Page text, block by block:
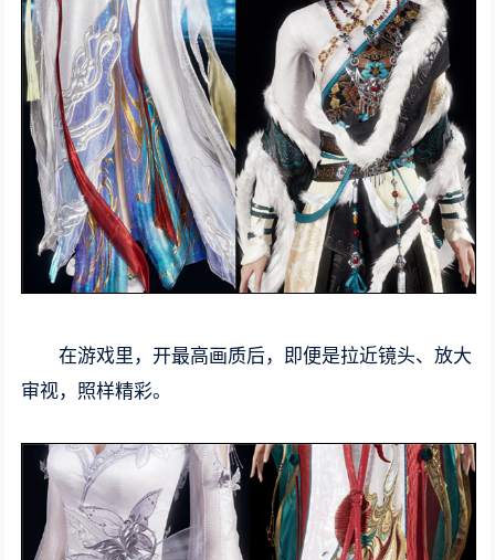
在游戏里，开最高画质后，即便是拉近镜头、放大
审视，照样精彩。